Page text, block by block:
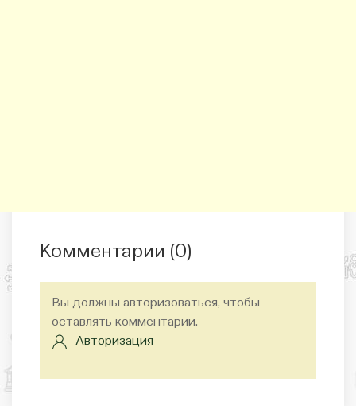
Комментарии (0)
Вы должны авторизоваться, чтобы
оставлять комментарии.
Авторизация